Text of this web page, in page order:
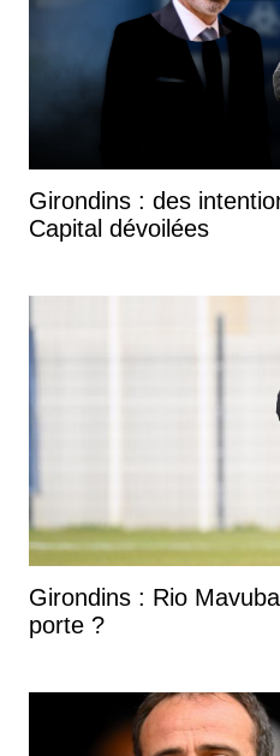
Girondins : des
Capital dévoilées
Girondins : Rio
porte ?